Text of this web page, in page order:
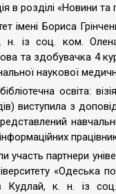
в розділі «Новини та
імені Бориса
н. із соц. ком.
та здобувачка 4
наукової
освіта:
виступила з
участь партнери
«Одеська
Кудлай, к. н. із